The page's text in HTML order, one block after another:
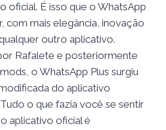
oficial. É isso que o WhatsApp
com mais elegância, inovação
outro aplicativo.
Rafalete e posteriormente
o WhatsApp Plus surgiu
do aplicativo
o que fazia você se sentir
aplicativo oficial é